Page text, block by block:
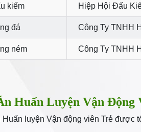
kiếm Hiệp Hội Đấu
đá Công Ty TNHH
ném Công Ty TNHH
Huấn Luyện Vận Động
luyện Vận động viên Trẻ được